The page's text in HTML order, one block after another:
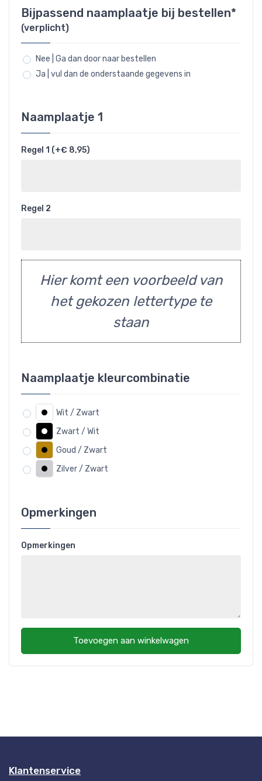
Bijpassend naamplaatje bij bestellen*
(verplicht)
Nee | Ga dan door naar bestellen
Ja | vul dan de onderstaande gegevens in
Naamplaatje 1
Regel 1 (+€ 8,95)
Regel 2
Hier komt een voorbeeld van
het gekozen lettertype te
staan
Naamplaatje kleurcombinatie
Wit / Zwart
Zwart / Wit
Goud / Zwart
Zilver / Zwart
Opmerkingen
Opmerkingen
Toevoegen aan winkelwagen
Klantenservice